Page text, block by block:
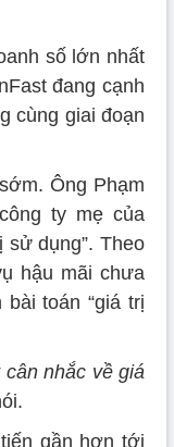
số lớn nhất
đang cạnh
cùng giai đoạn
Ông Phạm
ty mẹ của
dụng”. Theo
hậu mãi chưa
toán “giá trị
nhắc về giá
gần hơn tới